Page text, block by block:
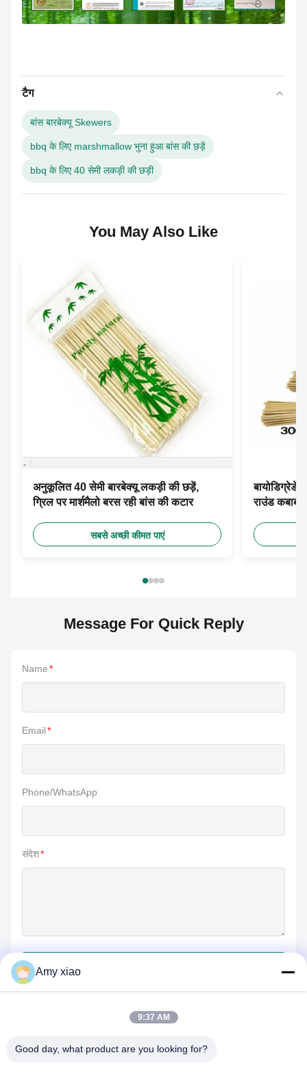
टैग
बांस बारबेक्यू Skewers
bbq के लिए marshmallow भुना हुआ बांस की छड़ें
bbq के लिए 40 सेमी लकड़ी की छड़ी
You May Also Like
अनुकूलित 40 सेमी बारबेक्यू लकड़ी की छड़ें,
ग्रिल पर मार्शमैलो बरस रही बांस की कटार
सबसे अच्छी कीमत पाएं
राउंड कबाब
Message For Quick Reply
Name*
Email*
Phone/WhatsApp
संदेश*
Amy xiao
9:37 AM
Good day, what product are you looking for?